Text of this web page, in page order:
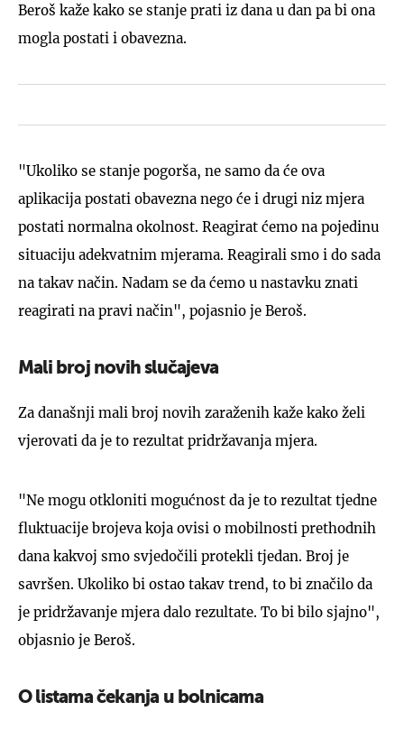
Beroš kaže kako se stanje prati iz dana u dan pa bi ona
mogla postati i obavezna.
"Ukoliko se stanje pogorša, ne samo da će ova
aplikacija postati obavezna nego će i drugi niz mjera
postati normalna okolnost. Reagirat ćemo na pojedinu
situaciju adekvatnim mjerama. Reagirali smo i do sada
na takav način. Nadam se da ćemo u nastavku znati
reagirati na pravi način", pojasnio je Beroš.
Mali broj novih slučajeva
Za današnji mali broj novih zaraženih kaže kako želi
vjerovati da je to rezultat pridržavanja mjera.
"Ne mogu otkloniti mogućnost da je to rezultat tjedne
fluktuacije brojeva koja ovisi o mobilnosti prethodnih
dana kakvoj smo svjedočili protekli tjedan. Broj je
savršen. Ukoliko bi ostao takav trend, to bi značilo da
je pridržavanje mjera dalo rezultate. To bi bilo sjajno",
objasnio je Beroš.
O listama čekanja u bolnicama